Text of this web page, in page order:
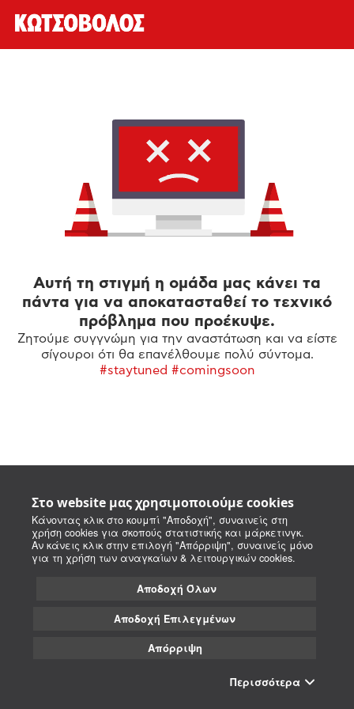
Στο website μας χρησιμοποιούμε cookies
Κάνοντας κλικ στο κουμπί "Αποδοχή", συναινείς στη
χρήση cookies για σκοπούς στατιστικής και μάρκετινγκ.
Αν κάνεις κλικ στην επιλογή "Απόρριψη", συναινείς μόνο
για τη χρήση των αναγκαίων & λειτουργικών cookies.
Αποδοχή Όλων
Αποδοχή Επιλεγμένων
Απόρριψη
Περισσότερα
Αυτή τη στιγμή η ομάδα μας κάνει τα
πάντα για να αποκατασταθεί το τεχνικό
πρόβλημα που προέκυψε.
Ζητούμε συγγνώμη για την αναστάτωση και να είστε
σίγουροι ότι θα επανέλθουμε πολύ σύντομα.
#staytuned #comingsoon